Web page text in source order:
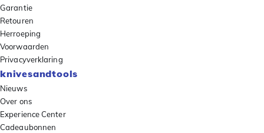
Garantie
Retouren
Herroeping
Voorwaarden
Privacyverklaring
knivesandtools
Nieuws
Over ons
Experience Center
Cadeaubonnen